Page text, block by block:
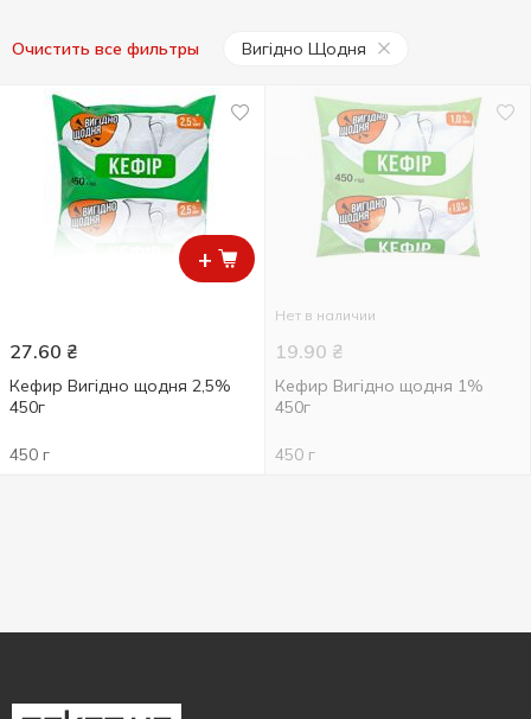
Очистить все фильтры Вигідно Щодня
+
27.60 ₴
Кефир Вигідно щодня 2,5%
450г
450 г
Нет в наличии
19.90 ₴
Кефир Вигідно щодня 1%
450г
450 г